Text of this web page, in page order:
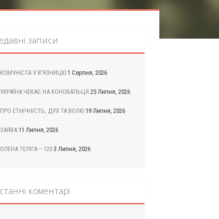
записи
КОМУНІСТА У В’ЯЗНИЦЮ 1 Серпня, 2026
УКРАЇНА ЧЕКАЄ НА КОНОВАЛЬЦЯ 25 Липня, 2026
ПРО ЕТНІЧНІСТЬ, ДУХ ТА ВОЛЮ 19 Липня, 2026
ЗАЯВА 11 Липня, 2026
ОЛЕНА ТЕЛІГА – 120 3 Липня, 2026
коментарі